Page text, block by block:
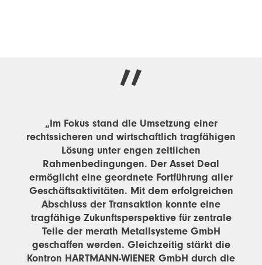
„Im Fokus stand die Umsetzung einer
rechtssicheren und wirtschaftlich tragfähigen
Lösung unter engen zeitlichen
Rahmenbedingungen. Der Asset Deal
ermöglicht eine geordnete Fortführung aller
Geschäftsaktivitäten. Mit dem erfolgreichen
Abschluss der Transaktion konnte eine
tragfähige Zukunftsperspektive für zentrale
Teile der merath Metallsysteme GmbH
geschaffen werden. Gleichzeitig stärkt die
Kontron HARTMANN-WIENER GmbH durch die